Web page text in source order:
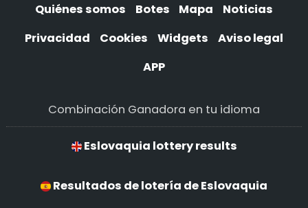
Quiénes somos Botes Mapa
Noticias
Privacidad
Cookies Widgets
Aviso legal
APP
Combinación Ganadora en tu idioma
Eslovaquia lottery results
Resultados de lotería de Eslovaquia